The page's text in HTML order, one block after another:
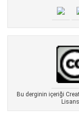
Bu derginin içeriği